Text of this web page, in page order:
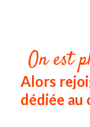
On est
Alors
dédiée